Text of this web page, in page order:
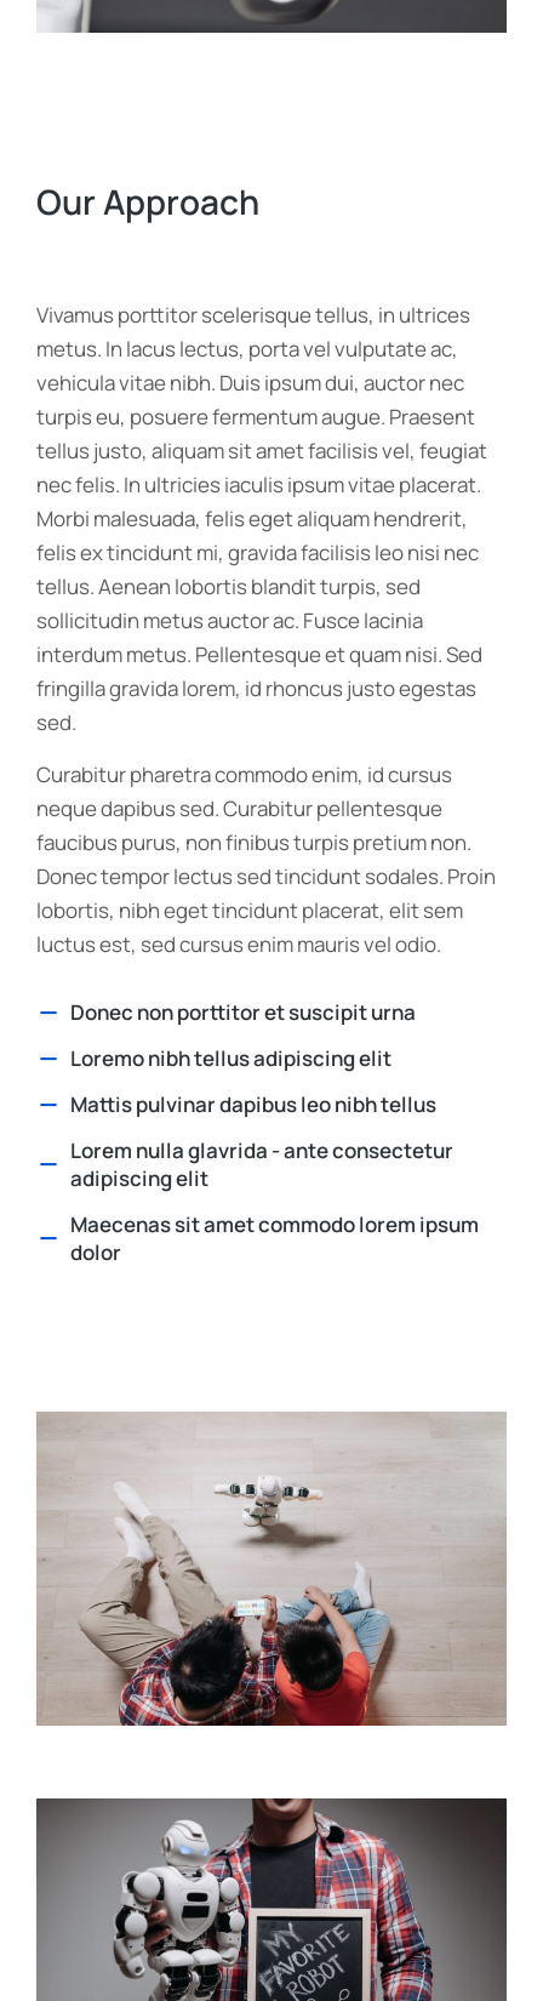
Our Approach
Vivamus porttitor scelerisque tellus, in ultrices
metus. In lacus lectus, porta vel vulputate ac,
vehicula vitae nibh. Duis ipsum dui, auctor nec
turpis eu, posuere fermentum augue. Praesent
tellus justo, aliquam sit amet facilisis vel, feugiat
nec felis. In ultricies iaculis ipsum vitae placerat.
Morbi malesuada, felis eget aliquam hendrerit,
felis ex tincidunt mi, gravida facilisis leo nisi nec
tellus. Aenean lobortis blandit turpis, sed
sollicitudin metus auctor ac. Fusce lacinia
interdum metus. Pellentesque et quam nisi. Sed
fringilla gravida lorem, id rhoncus justo egestas
sed.
Curabitur pharetra commodo enim, id cursus
neque dapibus sed. Curabitur pellentesque
faucibus purus, non finibus turpis pretium non.
Donec tempor lectus sed tincidunt sodales. Proin
lobortis, nibh eget tincidunt placerat, elit sem
luctus est, sed cursus enim mauris vel odio.
Donec non porttitor et suscipit urna
Loremo nibh tellus adipiscing elit
Mattis pulvinar dapibus leo nibh tellus
Lorem nulla glavrida - ante consectetur
adipiscing elit
Maecenas sit amet commodo lorem ipsum
dolor